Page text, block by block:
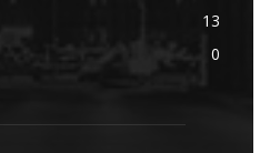
13
0